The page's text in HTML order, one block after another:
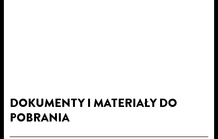
DOKUMENTY I MATERIAŁY DO
POBRANIA